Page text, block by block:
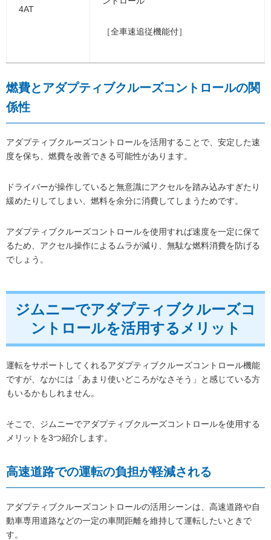
4AT
［全車速追従機能付］
燃費とアダプティブクルーズコントロールの関
係性
アダプティブクルーズコントロールを活用することで、安定した速
度を保ち、燃費を改善できる可能性があります。
ドライバーが操作していると無意識にアクセルを踏み込みすぎたり
緩めたりしてしまい、燃料を余分に消費してしまうためです。
アダプティブクルーズコントロールを使用すれば速度を一定に保て
るため、アクセル操作によるムラが減り、無駄な燃料消費を防げる
でしょう。
ジムニーでアダプティブクルーズコ
ントロールを活用するメリット
運転をサポートしてくれるアダプティブクルーズコントロール機能
ですが、なかには「あまり使いどころがなさそう」と感じている方
もいるかもしれません。
そこで、ジムニーでアダプティブクルーズコントロールを使用する
メリットを3つ紹介します。
高速道路での運転の負担が軽減される
アダプティブクルーズコントロールの活用シーンは、高速道路や自
動車専用道路などの一定の車間距離を維持して運転したいときで
す。